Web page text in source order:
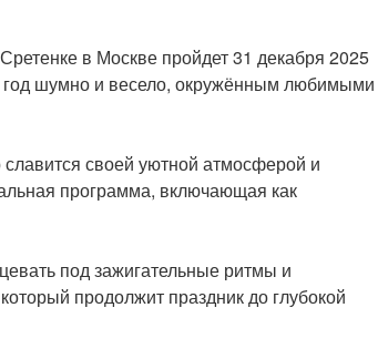
в Москве пройдет 31 декабря 2025
год шумно и весело, окружённым любимыми
своей уютной атмосферой и
программа, включающая как
под зажигательные ритмы и
продолжит праздник до глубокой